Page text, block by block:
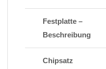
Festplatte –
Beschreibung
Chipsatz